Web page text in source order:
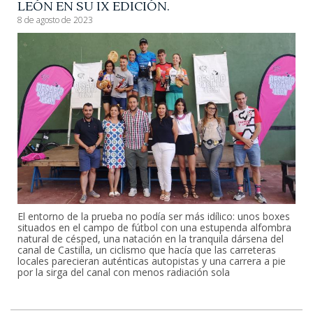
LEÓN EN SU IX EDICIÓN.
8 de agosto de 2023
El entorno de la prueba no podía ser más idílico: unos boxes
situados en el campo de fútbol con una estupenda alfombra
natural de césped, una natación en la tranquila dársena del
canal de Castilla, un ciclismo que hacía que las carreteras
locales parecieran auténticas autopistas y una carrera a pie
por la sirga del canal con menos radiación sola